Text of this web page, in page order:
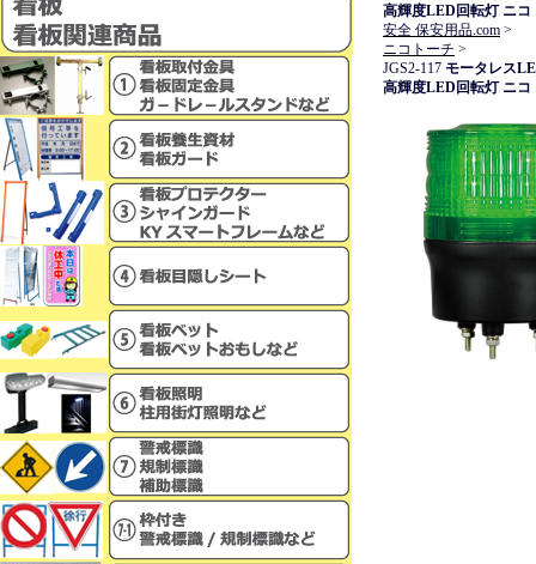
高輝度LED回転灯 ニ
安全 保安用品.com >
ニコトーチ >
JGS2-117 モータレス
高輝度LED回転灯 ニ